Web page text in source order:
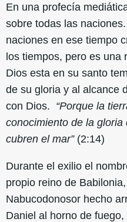
En una profecía
sobre todas las
naciones en ese tiempo
los tiempos, pero es una
Dios esta en su santo
de su gloria y al alcance
con Dios. “Porque la
conocimiento de la
cubren el mar” (2:14)
Durante el exilio el
propio reino de
Nabucodonosor hecho
Daniel al horno de